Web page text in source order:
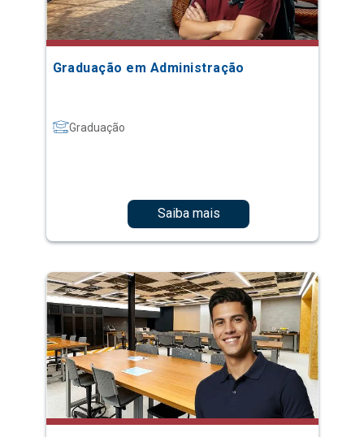
Graduação em Administração
Graduação
Saiba mais